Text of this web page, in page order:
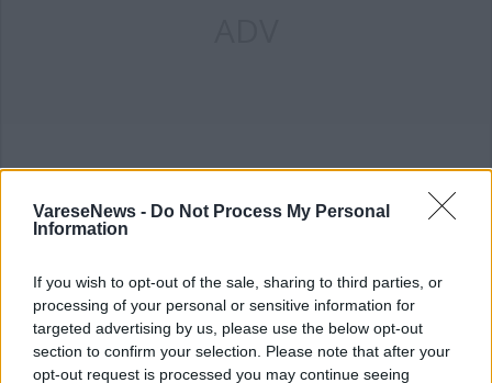
VareseNews - Do Not Process My Personal
Information
If you wish to opt-out of the sale, sharing to third parties, or
processing of your personal or sensitive information for
targeted advertising by us, please use the below opt-out
section to confirm your selection. Please note that after your
opt-out request is processed you may continue seeing